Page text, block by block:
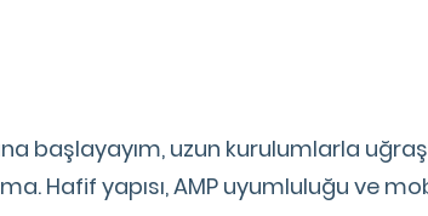
başlayayım, uzun kurulumlarla
Hafif yapısı, AMP uyumluluğu ve